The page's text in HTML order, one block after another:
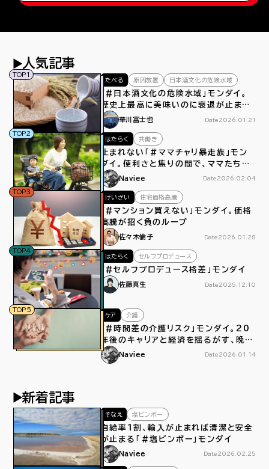
人気記事
TOP1
たべる
原因放置 日本酒文化の危険水域
「#日本酒文化の危険水域」モンダイ。
歴史上最高に美味いのに衰退が止まら
ない華川富士也 Date 2026.01.21
TOP2
はたらく
共働き
止まれない「＃ママチャリ暴走族」モン
ダイ。便利さと焦りの間で、ママたちは
今日もペダルをこぐ
Naviee Date 2026.02.04
TOP3
けいざい
住宅価格高騰
「#マンション買えない」モンダイ。価格
高騰が招く負のループ
佐々木倫子 Date 2026.01.28
TOP4
はたらく
セルフプロデュース
「#セルフプロデュース格差」モンダイ
佐藤真生 Date 2025.12.10
TOP5
ケア
介護
「#時間差の介護リスク」モンダイ。20
年後のキャリアと経済を揺るがす、晩産
化による介護離職
Naviee Date 2026.01.14
新着記事
そなえ 塩ビンボー
自給率１割、輸入が止まれば清潔と安全
が止まる「＃塩ビンボー」モンダイ
Naviee Date 2026.02.25